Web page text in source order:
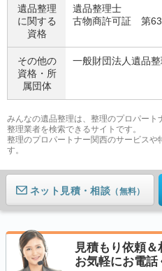
遺品整理
に関する
資格
遺品整理士
古物商許可証 第
その他の
資格・ 所
属団体
一般財団法人遺品
みんなの遺品整理は、整理のプロパー
整理業者を検索できるサイトです。
整理のプロパートナー関西のサービスや
す。
ネット見積 （無料）
見積もり依頼＆
お気軽にお電話